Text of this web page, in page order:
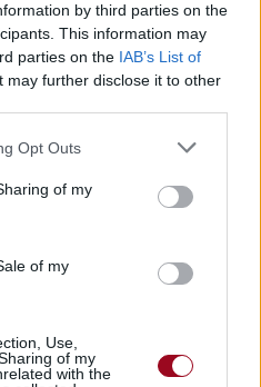
by third parties on the
This information may
parties on the IAB’s List of
may further disclose it to other
Opt Outs
of my
of my
Use,
of my
with the
Vidéos
musical :
la guitare chez
MP3 ou trouver le CD sur
ou une partition au